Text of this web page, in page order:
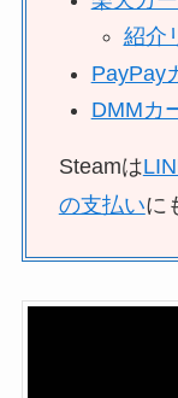
紹介
PayPay
DMMカ
Steamは
の支払いに